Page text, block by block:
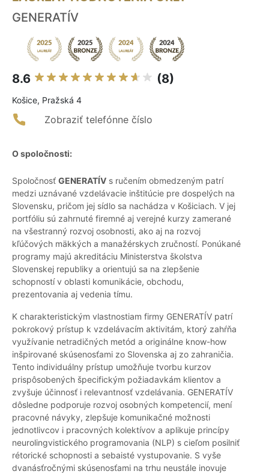
GENERATÍV
8.6 (8)
Košice, Pražská 4
Zobraziť telefónne číslo
O spoločnosti:
Spoločnosť GENERATÍV s ručením obmedzeným patrí
medzi uznávané vzdelávacie inštitúcie pre dospelých na
Slovensku, pričom jej sídlo sa nachádza v Košiciach. V jej
portfóliu sú zahrnuté firemné aj verejné kurzy zamerané
na všestranný rozvoj osobnosti, ako aj na rozvoj
kľúčových mäkkých a manažérskych zručností. Ponúkané
programy majú akreditáciu Ministerstva školstva
Slovenskej republiky a orientujú sa na zlepšenie
schopností v oblasti komunikácie, obchodu,
prezentovania aj vedenia tímu.
K charakteristickým vlastnostiam firmy GENERATÍV patrí
pokrokový prístup k vzdelávacím aktivitám, ktorý zahŕňa
využívanie netradičných metód a originálne know-how
inšpirované skúsenosťami zo Slovenska aj zo zahraničia.
Tento individuálny prístup umožňuje tvorbu kurzov
prispôsobených špecifickým požiadavkám klientov a
zvyšuje účinnosť i relevantnosť vzdelávania. GENERATÍV
dôsledne podporuje rozvoj osobných kompetencií, mení
pracovné návyky, zlepšuje komunikačné možnosti
jednotlivcov i pracovných kolektívov a aplikuje princípy
neurolingvistického programovania (NLP) s cieľom posilniť
rétorické schopnosti a sebaisté vystupovanie. S vyše
dvanásťročnými skúsenosťami na trhu neustále inovuje